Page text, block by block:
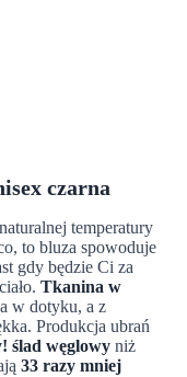
czarna
temperatury
to bluza spowoduje
gdy będzie Ci za
Tkanina w
w dotyku, a z
Produkcja ubrań
ślad węglowy niż
33 razy mniej